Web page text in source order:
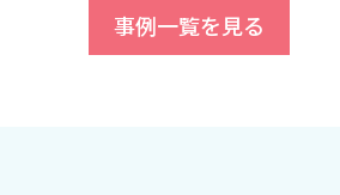
事例一覧を見る